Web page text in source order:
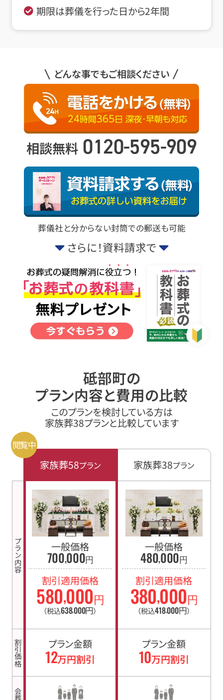
期限は葬儀を行った日から2年間
どんな事でもご相談ください
相談無料 0120-595-909
葬儀社と分からない封筒での郵送も可能
さらに！資料請求で
砥部町の
プラン内容と費用の比較
このプランを検討している方は
家族葬38プランと比較しています
プラン内容
割引価格
家族葬58プラン
一般価格
700,000円
割引適用価格
580,000円
（税込638,000円）
プラン金額
12万円割引
家族葬38プラン
一般価格
480,000円
割引適用価格
380,000円
（税込418,000円）
プラン金額
10万円割引